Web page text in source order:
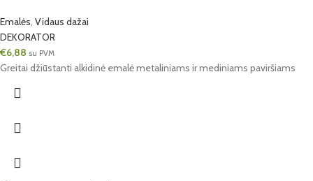
Emalės, Vidaus dažai
DEKORATOR
€6,88 su PVM
Greitai džiūstanti alkidinė emalė metaliniams ir mediniams paviršiams